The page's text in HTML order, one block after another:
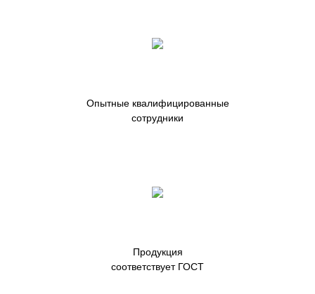
Опытные квалифицированные
сотрудники
Продукция
соответствует ГОСТ